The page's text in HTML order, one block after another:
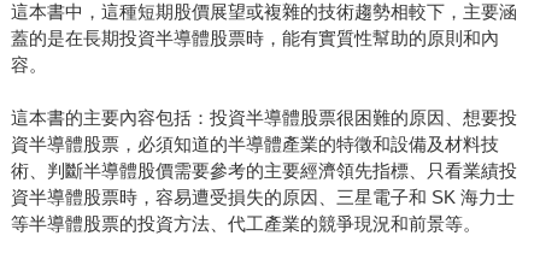
這本書中，這種短期股價展望或複雜的技術趨勢相較下，主要涵
蓋的是在長期投資半導體股票時，能有實質性幫助的原則和內
容。
這本書的主要內容包括：投資半導體股票很困難的原因、想要投
資半導體股票，必須知道的半導體產業的特徵和設備及材料技
術、判斷半導體股價需要參考的主要經濟領先指標、只看業績投
資半導體股票時，容易遭受損失的原因、三星電子和 SK 海力士
等半導體股票的投資方法、代工產業的競爭現況和前景等。